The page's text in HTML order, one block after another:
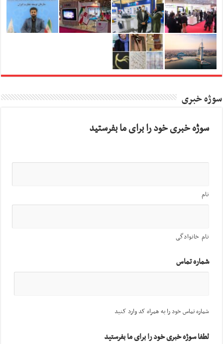
سوژه خبری
سوژه خبری خود را برای ما بفرستید
نام
نام خانوادگی
شماره تماس
شماره تماس خود را به همراه کد وارد کنید
لطفا سوژه خبری خود را برای ما بفرستید